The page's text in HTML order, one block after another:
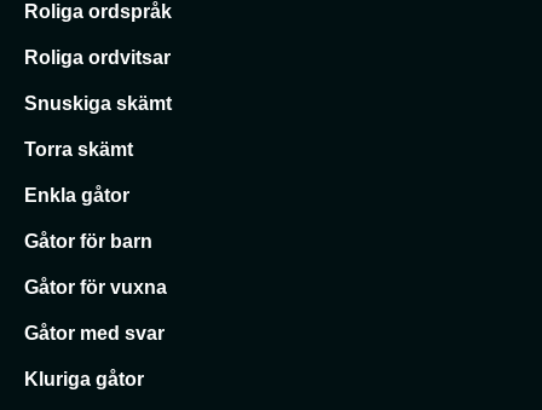
Roliga ordspråk
Roliga ordvitsar
Snuskiga skämt
Torra skämt
Enkla gåtor
Gåtor för barn
Gåtor för vuxna
Gåtor med svar
Kluriga gåtor